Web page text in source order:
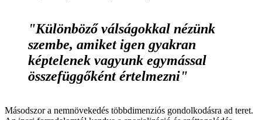
"Különböző válságokkal nézünk
szembe, amiket igen gyakran
képtelenek vagyunk egymással
összefüggőként értelmezni"
Másodszor a nemnövekedés többdimenziós gondolkodásra ad teret.